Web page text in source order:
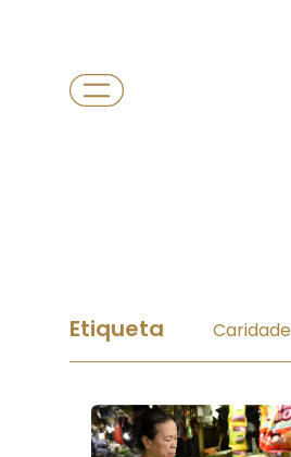
Etiqueta Caridade